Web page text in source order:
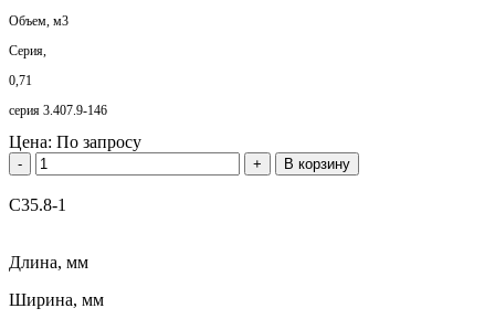
Объем, м3
Серия,
0,71
серия 3.407.9-146
Цена: По запросу
- + В корзину
С35.8-1
Длина, мм
Ширина, мм